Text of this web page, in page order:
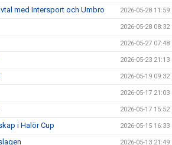
med Intersport och Umbro 2026-05-28 11:59
2026-05-28 08:32
2026-05-27 07:48
2026-05-23 21:13
2026-05-19 09:32
2026-05-17 21:03
2026-05-17 15:52
i Halör Cup 2026-05-15 16:33
2026-05-13 21:49